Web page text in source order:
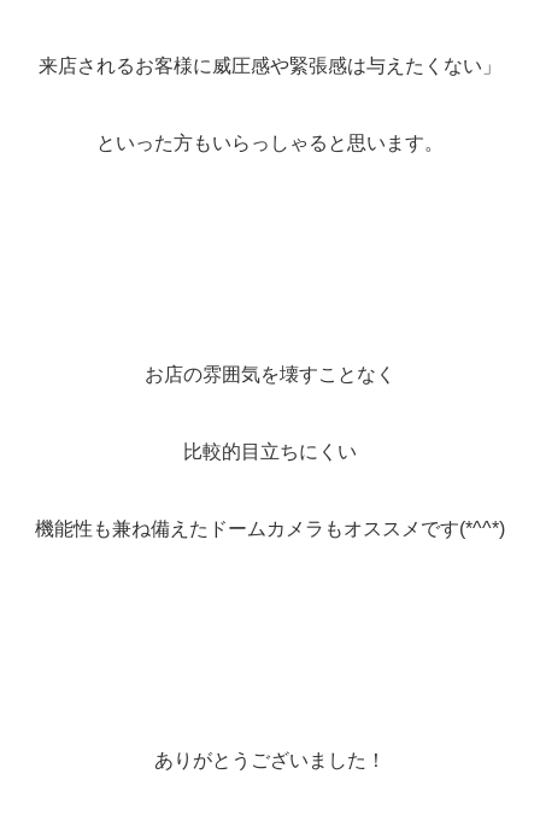
来店されるお客様に威圧感や緊張感は与えたくない」
といった方もいらっしゃると思います。
お店の雰囲気を壊すことなく
比較的目立ちにくい
機能性も兼ね備えたドームカメラもオススメです(*^^*)
ありがとうございました！